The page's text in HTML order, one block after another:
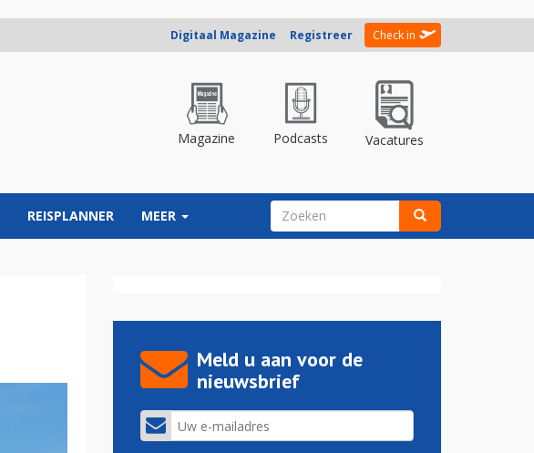
Digitaal Magazine Registreer Check in
Magazine Podcasts Vacatures
REISPLANNER MEER ZOEKVELD
Meld u aan voor de
nieuwsbrief